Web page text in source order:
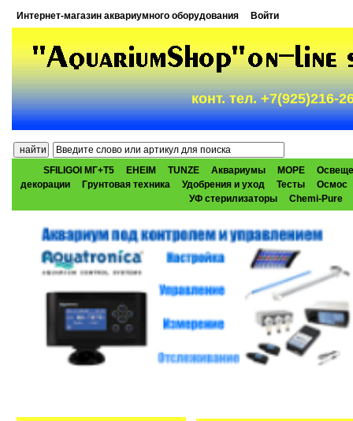
Интернет-магазин аквариумного оборудования Войти
конт. тел. +7(925)216-
SFILIGOI МГ+Т5 EHEIM TUNZE Аквариумы МОРЕ
декорации
Грунтовая техника Удобрения и уход Тесты
Осмос
УФ стерилизаторы
Chemi-Pure